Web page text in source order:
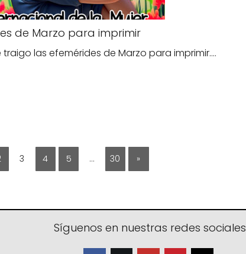
de Marzo para imprimir
las efemérides de Marzo para imprimir.…
3 4 5 … 30 »
Síguenos en nuestras redes sociales